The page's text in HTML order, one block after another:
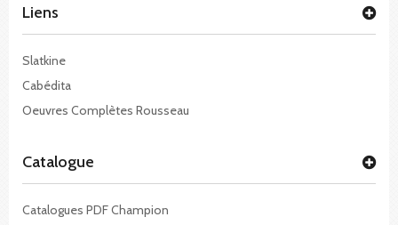
Liens
Slatkine
Cabédita
Oeuvres Complètes Rousseau
Catalogue
Catalogues PDF Champion